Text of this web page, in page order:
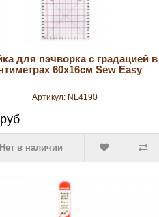
увеличить
для пэчворка с градацией в
60х16см Sew Easy
Артикул: NL4190
Нет в наличии